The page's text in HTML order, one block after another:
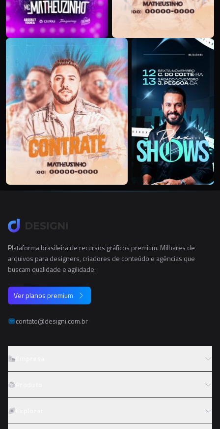
Plataforma brasileira de recursos gráficos premium. Milhares de
arquivos para designers, criadores de conteúdo e agências que
buscam qualidade e agilidade.
Ver planos premium
contato@designi.com.br
Trabalhe conosco